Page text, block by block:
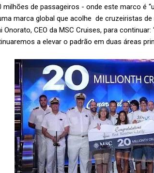
de passageiros - onde este marco é
marca global que acolhe de cruzeiristas
Onorato, CEO da MSC Cruises, para
a elevar o padrão em duas áreas